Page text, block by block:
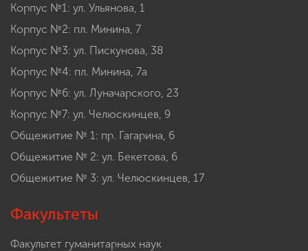
Корпус №1: ул. Ульянова, 1
Корпус №2: пл. Минина, 7
Корпус №3: ул. Пискунова, 38
Корпус №4: пл. Минина, 7а
Корпус №6: ул. Луначарского, 23
Корпус №7: ул. Челюскинцев, 9
Общежитие № 1: пр. Гагарина, 6
Общежитие № 2: ул. Бекетова, 6
Общежитие № 3: ул. Челюскинцев, 17
Факультеты
Факультет гуманитарных наук